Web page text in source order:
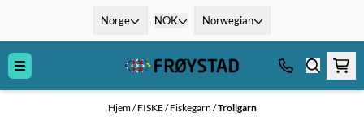
Norge NOK Norwegian
Hjem/FISKE/Fiskegarn /Trollgarn